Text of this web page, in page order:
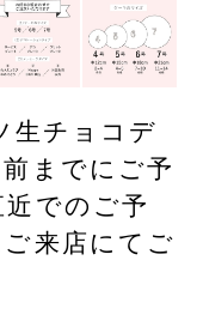
生チョコデ
までにご予
でのご予
来店にてご